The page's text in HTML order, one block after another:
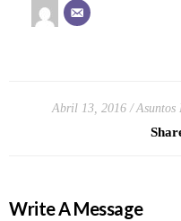
Abril 13, 2016 Asuntos
Write A Message